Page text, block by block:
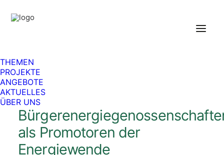
THEMEN
PROJEKTE
ANGEBOTE
AKTUELLES
ÜBER UNS
Foto: © Heidelberger Energiegenossenschaft
als Promotoren der
Energiewende